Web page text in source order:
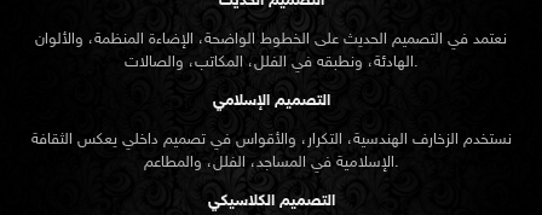
نعتمد في التصميم الحديث على الخطوط الواضحة، الإضاءة المنظمة، والألوان
الهادئة، ونطبقه في الفلل، المكاتب، والصالات.
التصميم الإسلامي
نستخدم الزخارف الهندسية، التكرار، والأقواس في تصميم داخلي يعكس الثقافة
الإسلامية في المساجد، الفلل، والمطاعم.
التصميم الكلاسيكي